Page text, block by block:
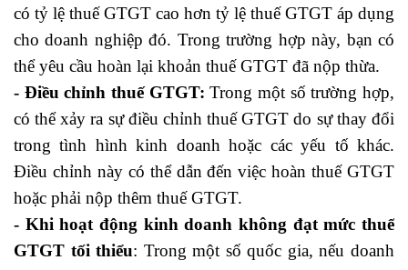
có tỷ lệ thuế GTGT cao hơn tỷ lệ thuế GTGT áp dụng
cho doanh nghiệp đó. Trong trường hợp này, bạn có
thể yêu cầu hoàn lại khoản thuế GTGT đã nộp thừa.
- Điều chỉnh thuế GTGT: Trong một số trường hợp,
có thể xảy ra sự điều chỉnh thuế GTGT do sự thay đổi
trong tình hình kinh doanh hoặc các yếu tố khác.
Điều chỉnh này có thể dẫn đến việc hoàn thuế GTGT
hoặc phải nộp thêm thuế GTGT.
- Khi hoạt động kinh doanh không đạt mức thuế
GTGT tối thiểu: Trong một số quốc gia, nếu doanh